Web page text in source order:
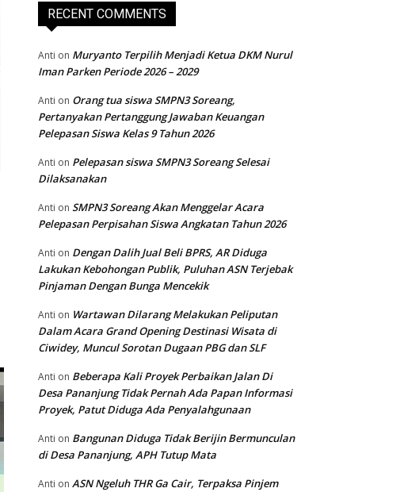
RECENT COMMENTS
Anti on Muryanto Terpilih Menjadi Ketua DKM Nurul
Iman Parken Periode 2026 – 2029
Anti on Orang tua siswa SMPN3 Soreang,
Pertanyakan Pertanggung Jawaban Keuangan
Pelepasan Siswa Kelas 9 Tahun 2026
Anti on Pelepasan siswa SMPN3 Soreang Selesai
Dilaksanakan
Anti on SMPN3 Soreang Akan Menggelar Acara
Pelepasan Perpisahan Siswa Angkatan Tahun 2026
Anti on Dengan Dalih Jual Beli BPRS, AR Diduga
Lakukan Kebohongan Publik, Puluhan ASN Terjebak
Pinjaman Dengan Bunga Mencekik
Anti on Wartawan Dilarang Melakukan Peliputan
Dalam Acara Grand Opening Destinasi Wisata di
Ciwidey, Muncul Sorotan Dugaan PBG dan SLF
Anti on Beberapa Kali Proyek Perbaikan Jalan Di
Desa Pananjung Tidak Pernah Ada Papan Informasi
Proyek, Patut Diduga Ada Penyalahgunaan
Anti on Bangunan Diduga Tidak Berijin Bermunculan
di Desa Pananjung, APH Tutup Mata
Anti on ASN Ngeluh THR Ga Cair, Terpaksa Pinjem